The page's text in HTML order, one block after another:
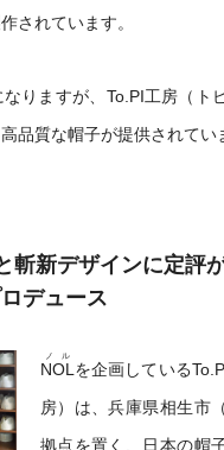
されています。
りますが、To.PI工房（ト
品質な帽子が提供されてい
斬新デザインに定評が
デュース
NOL
ノル
を企画している
房）は、兵庫県相生市
拠点を置く、日本の帽